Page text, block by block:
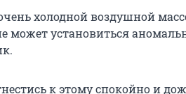
холодной воздушной
может установиться
к этому спокойно и